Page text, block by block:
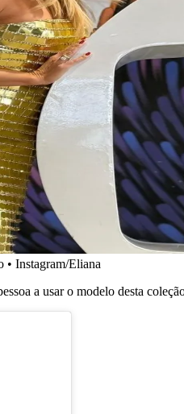
• Instagram/Eliana
a usar o modelo desta